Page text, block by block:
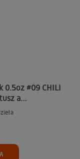
0.5oz #09 CHILI
a...